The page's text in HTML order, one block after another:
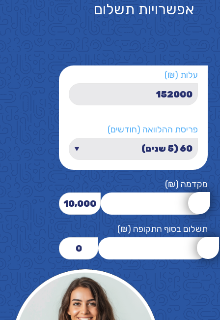
אפשרויות תשלום
עלות (₪)
פריסת ההלוואה (חודשים)
מקדמה (₪)
10,000
תשלום בסוף התקופה (₪)
0